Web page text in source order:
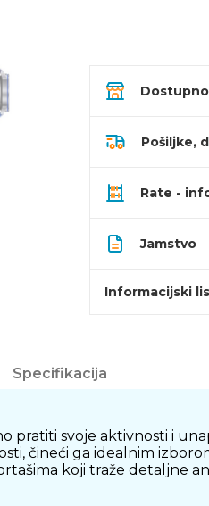
Pošiljke,
Rate -
Jamstvo
Informacijski
Specifikacija
pratiti svoje aktivnosti i
čineći ga idealnim
koji traže detaljne